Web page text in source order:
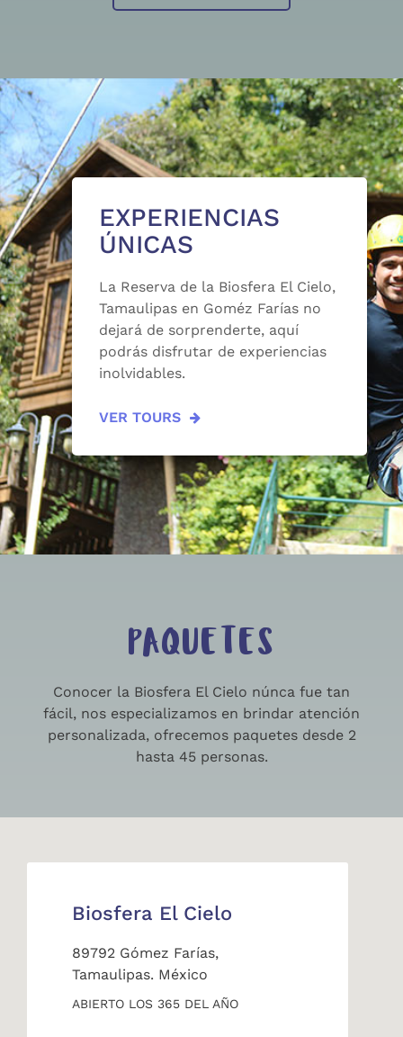
EXPERIENCIAS
ÚNICAS
La Reserva de la Biosfera El Cielo,
Tamaulipas en Goméz Farías no
dejará de sorprenderte, aquí
podrás disfrutar de experiencias
inolvidables.
VER TOURS
PAQUETES
Conocer la Biosfera El Cielo núnca fue tan
fácil, nos especializamos en brindar atención
personalizada, ofrecemos paquetes desde 2
hasta 45 personas.
Biosfera El Cielo
89792 Gómez Farías,
Tamaulipas. México
ABIERTO LOS 365 DEL AÑO